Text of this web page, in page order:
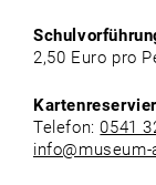
2,50 Euro pro
Telefon:0541